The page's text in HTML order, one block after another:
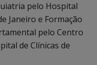
pelo Hospital
Janeiro e Formação
pelo Centro
de Clínicas de